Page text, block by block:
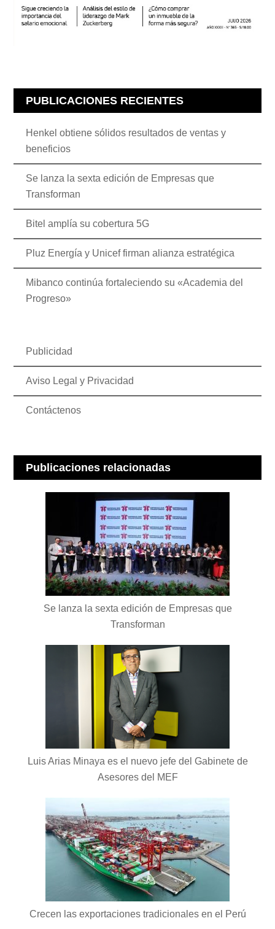
PUBLICACIONES RECIENTES
Henkel obtiene sólidos resultados de ventas y
beneficios
Se lanza la sexta edición de Empresas que
Transforman
Bitel amplía su cobertura 5G
Pluz Energía y Unicef firman alianza estratégica
Mibanco continúa fortaleciendo su «Academia del
Progreso»
Publicidad
Aviso Legal y Privacidad
Contáctenos
Publicaciones relacionadas
Se lanza la sexta edición de Empresas que
Transforman
Luis Arias Minaya es el nuevo jefe del Gabinete de
Asesores del MEF
Crecen las exportaciones tradicionales en el Perú